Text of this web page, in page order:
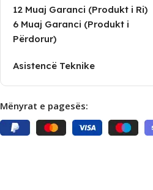
12 Muaj Garanci (Produkt i Ri)
6 Muaj Garanci (Produkt i
Përdorur)
Asistencë Teknike
Mënyrat e pagesës: